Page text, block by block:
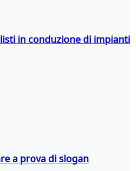
in conduzione di impianti
a prova di slogan